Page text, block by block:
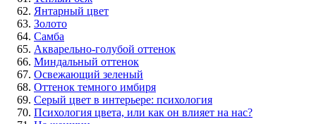
Янтарный цвет
Золото
Самба
Акварельно-голубой оттенок
Миндальный оттенок
Освежающий зеленый
Оттенок темного имбиря
Серый цвет в интерьере: психология
Психология цвета, или как он влияет на нас?